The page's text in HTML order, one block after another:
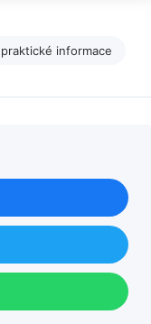
praktické informace